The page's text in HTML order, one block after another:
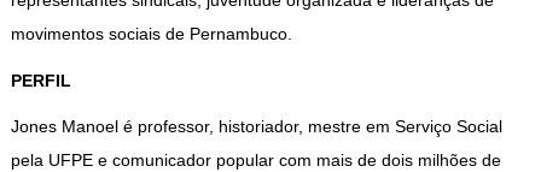
movimentos sociais de Pernambuco.
PERFIL
Jones Manoel é professor, historiador, mestre em Serviço Social
pela UFPE e comunicador popular com mais de dois milhões de